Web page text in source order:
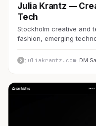
Julia Krantz —
Tech
Stockholm creative and
fashion, emerging
juliakrantz.com· DM